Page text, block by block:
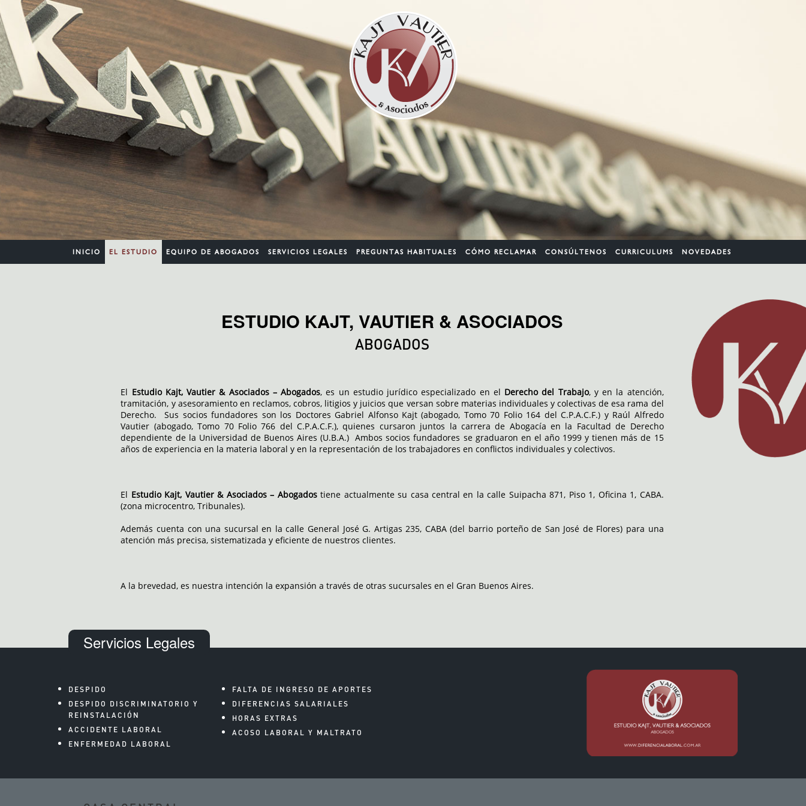
INICIO EL ESTUDIO EQUIPO DE ABOGADOS SERVICIOS LEGALES PREGUNTAS HABITUALES CÓMO RECLAMAR CONSÚLTENOS CURRICULUMS NOVEDADES
ESTUDIO KAJT, VAUTIER & ASOCIADOS
ABOGADOS
El Estudio Kajt, Vautier & Asociados – Abogados, es un estudio jurídico especializado en el Derecho del Trabajo, y en la atención,
tramitación, y asesoramiento en reclamos, cobros, litigios y juicios que versan sobre materias individuales y colectivas de esa rama del
Derecho. Sus socios fundadores son los Doctores Gabriel Alfonso Kajt (abogado, Tomo 70 Folio 164 del C.P.A.C.F.) y Raúl Alfredo
Vautier (abogado, Tomo 70 Folio 766 del C.P.A.C.F.), quienes cursaron juntos la carrera de Abogacía en la Facultad de Derecho
dependiente de la Universidad de Buenos Aires (U.B.A.) Ambos socios fundadores se graduaron en el año 1999 y tienen más de 15
años de experiencia en la materia laboral y en la representación de los trabajadores en conflictos individuales y colectivos.
El Estudio Kajt, Vautier & Asociados – Abogadostiene actualmente su casa central en la calle Suipacha 871, Piso 1, Oficina 1, CABA.
(zona microcentro, Tribunales).
Además cuenta con una sucursal en la calle General José G. Artigas 235, CABA (del barrio porteño de San José de Flores) para una
atención más precisa, sistematizada y eficiente de nuestros clientes.
A la brevedad, es nuestra intención la expansión a través de otras sucursales en el Gran Buenos Aires.
Servicios Legales
DESPIDO
DESPIDO DISCRIMINATORIO Y
REINSTALACIÓN
ACCIDENTE LABORAL
ENFERMEDAD LABORAL
FALTA DE INGRESO DE APORTES
DIFERENCIAS SALARIALES
HORAS EXTRAS
ACOSO LABORAL Y MALTRATO